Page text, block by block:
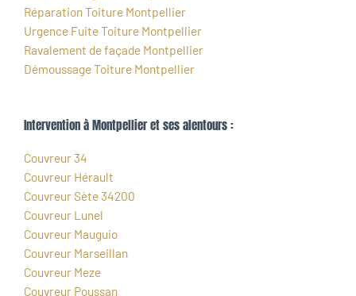
Réparation Toiture Montpellier
Urgence Fuite Toiture Montpellier
Ravalement de façade Montpellier
Démoussage Toiture Montpellier
Intervention à Montpellier et ses alentours :
Couvreur 34
Couvreur Hérault
Couvreur Sète 34200
Couvreur Lunel
Couvreur Mauguio
Couvreur Marseillan
Couvreur Meze
Couvreur Poussan